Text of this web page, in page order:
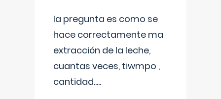
la pregunta es como se
hace correctamente ma
extracción de la leche,
cuantas veces, tiwmpo ,
cantidad.....